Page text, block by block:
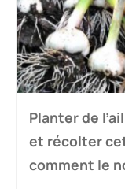
Planter de
et récolter
comment le